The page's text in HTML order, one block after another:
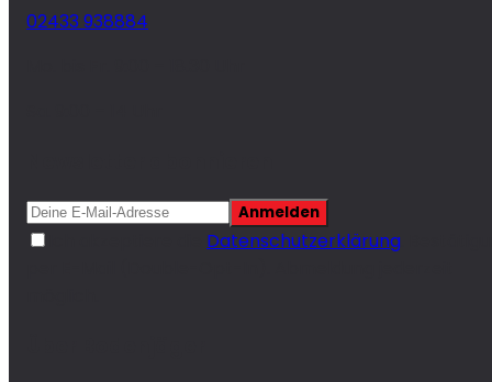
02433 938884
Anmelden
Datenschutzerklärung